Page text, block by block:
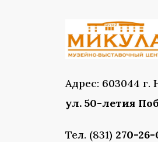
Адрес: 603044
ул. 50-летия
Тел. (831) 270-26-